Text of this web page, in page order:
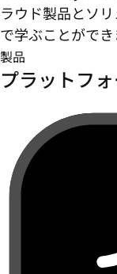
ラウド製品とソ
で学ぶことができ
製品
プラットフ